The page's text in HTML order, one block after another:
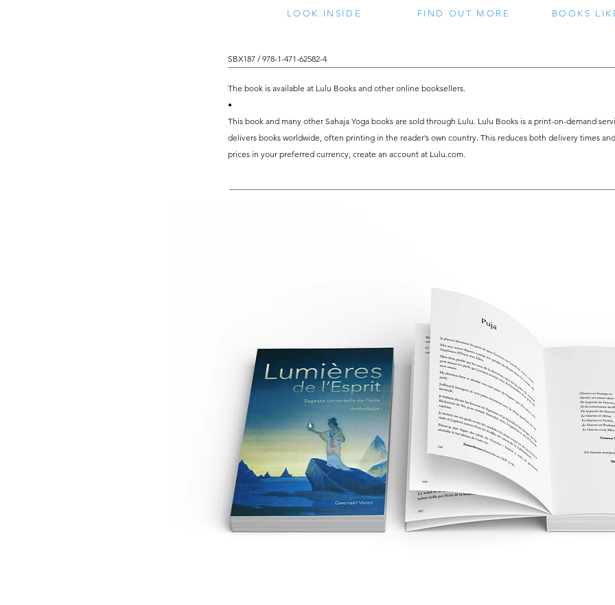
Ali, le Jihad de l’Âme (2021). Il a
poètes de l’Inde médiévale.
LOOK INSIDE FIND OUT MORE BOOKS
SBX187 / 978-1-471-62582-4
The book is available at Lulu Books and other online booksellers.
•
This book and many other Sahaja Yoga books are sold through Lulu. Lulu Books is a print-on-demand
delivers books worldwide, often printing in the reader’s own country. This reduces both delivery times
prices in your preferred currency, create an account at Lulu.com.